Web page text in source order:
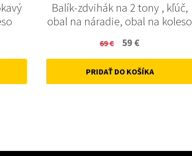
Balík-zdvihák na 2 tony , kľúč,
obal na náradie, obal na koleso
69€
Original
price
was:
59 €Current
price
is:
PRIDAŤ DO KOŠÍKA